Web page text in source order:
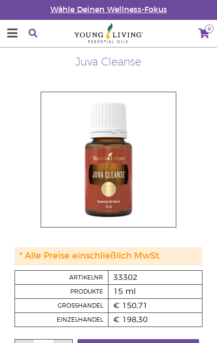
Wähle Deinen Wellness-Fokus
0
Juva Cleanse
ARTIKELNR 33302
PRODUKTE 15 ml
GROSSHANDEL € 150,71
EINZELHANDEL € 198,30
* Alle Preise einschließlich MwSt.